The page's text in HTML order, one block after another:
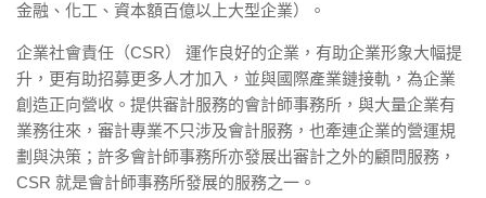
金融、化工、資本額百億以上大型企業）。
企業社會責任（CSR） 運作良好的企業，有助企業形象大幅提
升，更有助招募更多人才加入，並與國際產業鏈接軌，為企業
創造正向營收。提供審計服務的會計師事務所，與大量企業有
業務往來，審計專業不只涉及會計服務，也牽連企業的營運規
劃與決策；許多會計師事務所亦發展出審計之外的顧問服務，
CSR 就是會計師事務所發展的服務之一。